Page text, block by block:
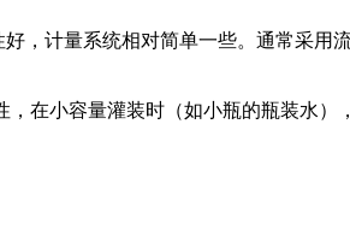
，计量系统相对简单一些。通常采用
小容量灌装时（如小瓶的瓶装水）